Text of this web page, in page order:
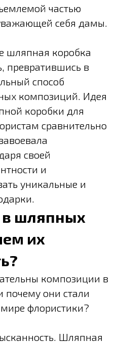
частью
себя дамы.
шляпная коробка
превратившись в
способ
композиций. Идея
коробки для
сравнительно
своей
и
уникальные и
шляпных
их
композиции в
они стали
флористики?
Шляпная